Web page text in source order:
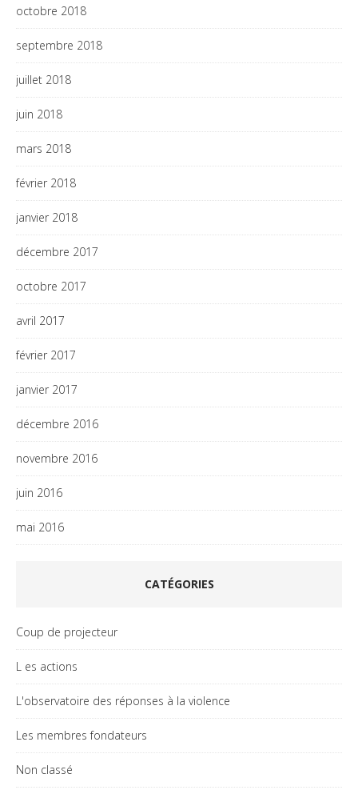
octobre 2018
septembre 2018
juillet 2018
juin 2018
mars 2018
février 2018
janvier 2018
décembre 2017
octobre 2017
avril 2017
février 2017
janvier 2017
décembre 2016
novembre 2016
juin 2016
mai 2016
CATÉGORIES
Coup de projecteur
L es actions
L'observatoire des réponses à la violence
Les membres fondateurs
Non classé